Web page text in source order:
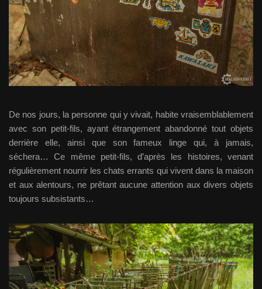
De nos jours, la personne qui y vivait, habite vraisemblablement
avec son petit-fils, ayant étrangement abandonné tout objets
derrière elle, ainsi que son fameux linge qui, à jamais,
séchera… Ce même petit-fils, d’après les histoires, venant
régulièrement nourrir les chats errants qui vivent dans la maison
et aux alentours, ne prêtant aucune attention aux divers objets
toujours subsistants…